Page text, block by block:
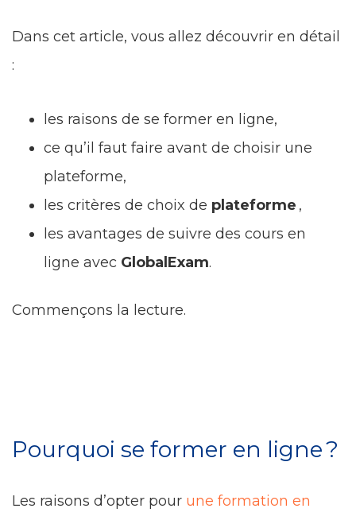
Dans cet article, vous allez découvrir en détail
:
les raisons de se former en ligne,
ce qu’il faut faire avant de choisir une
plateforme,
les critères de choix de plateforme ,
les avantages de suivre des cours en
ligne avec GlobalExam.
Commençons la lecture.
Pourquoi se former en ligne ?
Les raisons d’opter pour une formation en